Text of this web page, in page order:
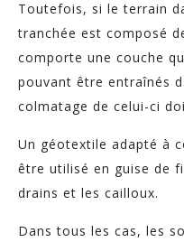
Toutefois, si le terrain
tranchée est composé
comporte une couche
pouvant être entraînés
colmatage de celui-ci
Un géotextile adapté à
être utilisé en guise de
drains et les cailloux.
Dans tous les cas, les